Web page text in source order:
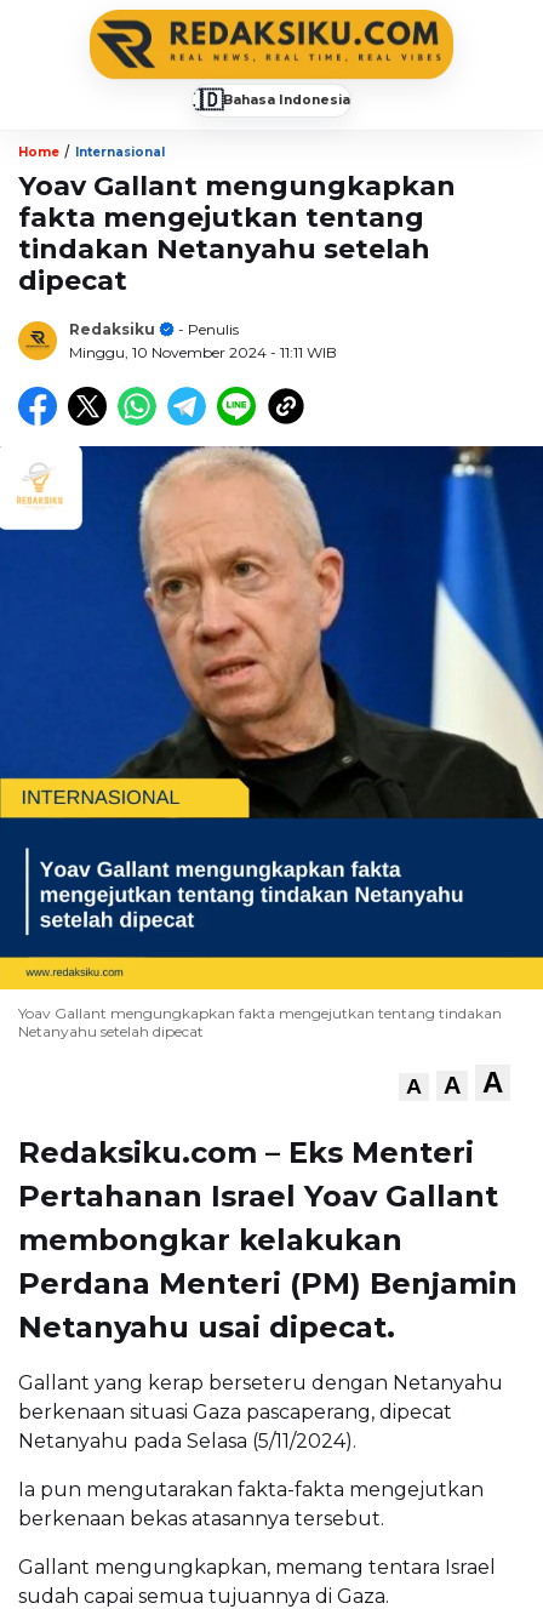
🇮🇩Bahasa Indonesia
Home / Internasional
Yoav Gallant mengungkapkan
fakta mengejutkan tentang
tindakan Netanyahu setelah
dipecat
Redaksiku
- Penulis
Minggu, 10 November 2024 - 11:11 WIB
Yoav Gallant mengungkapkan fakta mengejutkan tentang tindakan
Netanyahu setelah dipecat
A A A
Redaksiku.com – Eks Menteri
Pertahanan Israel Yoav Gallant
membongkar kelakukan
Perdana Menteri (PM) Benjamin
Netanyahu usai dipecat.
Gallant yang kerap berseteru dengan Netanyahu
berkenaan situasi Gaza pascaperang, dipecat
Netanyahu pada Selasa (5/11/2024).
Ia pun mengutarakan fakta-fakta mengejutkan
berkenaan bekas atasannya tersebut.
Gallant mengungkapkan, memang tentara Israel
sudah capai semua tujuannya di Gaza.